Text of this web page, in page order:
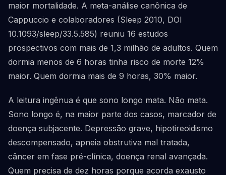
maior mortalidade. A meta-análise canônica de
Cappuccio e colaboradores (Sleep 2010, DOI
10.1093/sleep/33.5.585) reuniu 16 estudos
prospectivos com mais de 1,3 milhão de adultos. Quem
dormia menos de 6 horas tinha risco de morte 12%
maior. Quem dormia mais de 9 horas, 30% maior.
A leitura ingênua é que sono longo mata. Não mata.
Sono longo é, na maior parte dos casos, marcador de
doença subjacente. Depressão grave, hipotireoidismo
descompensado, apneia obstrutiva mal tratada,
câncer em fase pré-clínica, doença renal avançada.
Quem precisa de dez horas porque acorda exausto